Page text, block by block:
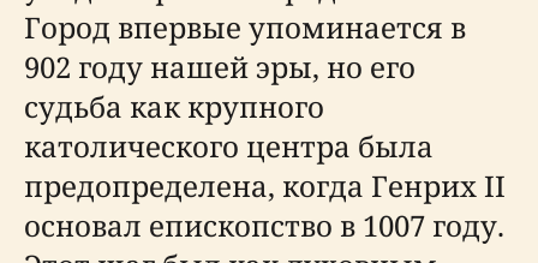
Город впервые упоминается в
902 году нашей эры, но его
судьба как крупного
католического центра была
предопределена, когда Генрих II
основал епископство в 1007 году.